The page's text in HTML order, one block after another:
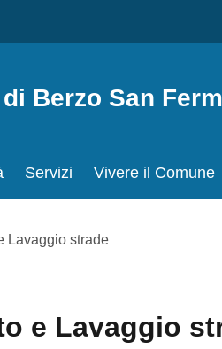
Berzo San Fermo
Servizi Vivere il Comune
strade
Lavaggio strade